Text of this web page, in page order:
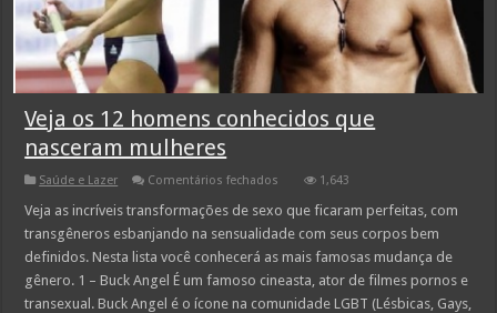
Veja os 12 homens conhecidos que
nasceram mulheres
Saúde e Lazer Comentários fechados
os
homens
conhecidos
que
nasceram
mulheres
1,643
Veja as incríveis transformações de sexo que ficaram perfeitas, com
transgêneros esbanjando na sensualidade com seus corpos bem
definidos. Nesta lista você conhecerá as mais famosas mudança de
gênero. 1 – Buck Angel É um famoso cineasta, ator de filmes pornos e
transexual. Buck Angel é o ícone na comunidade LGBT (Lésbicas, Gays,